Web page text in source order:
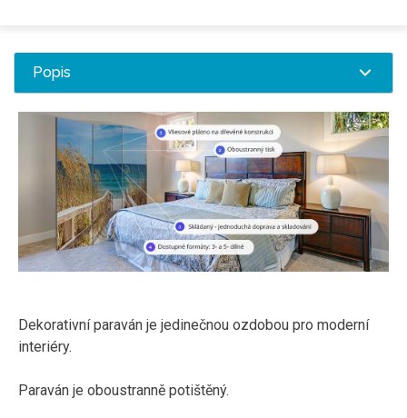
Popis
Dekorativní paraván je jedinečnou ozdobou pro moderní
interiéry.
Paraván je oboustranně potištěný.